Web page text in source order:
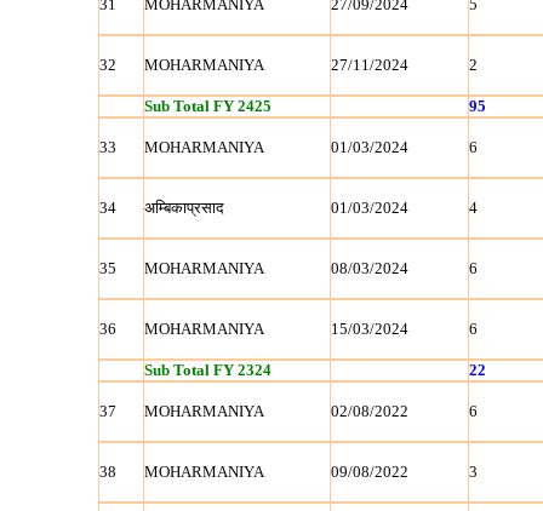
31 MOHARMANIYA 27/09/2024 5
32 MOHARMANIYA 27/11/2024 2
Sub Total FY 2425 95
33 MOHARMANIYA 01/03/2024 6
34 अम्बिकाप्रसाद 01/03/2024 4
35 MOHARMANIYA 08/03/2024 6
36 MOHARMANIYA 15/03/2024 6
Sub Total FY 2324 22
37 MOHARMANIYA 02/08/2022 6
38 MOHARMANIYA 09/08/2022 3